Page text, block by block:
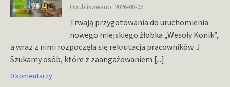
Opublikowano: 2026-08-05
Trwają przygotowania do uruchomienia
nowego miejskiego żłobka „Wesoły Konik”,
a wraz z nimi rozpoczęła się rekrutacja pracowników. J
Szukamy osób, które z zaangażowaniem [...]
0 komentarzy